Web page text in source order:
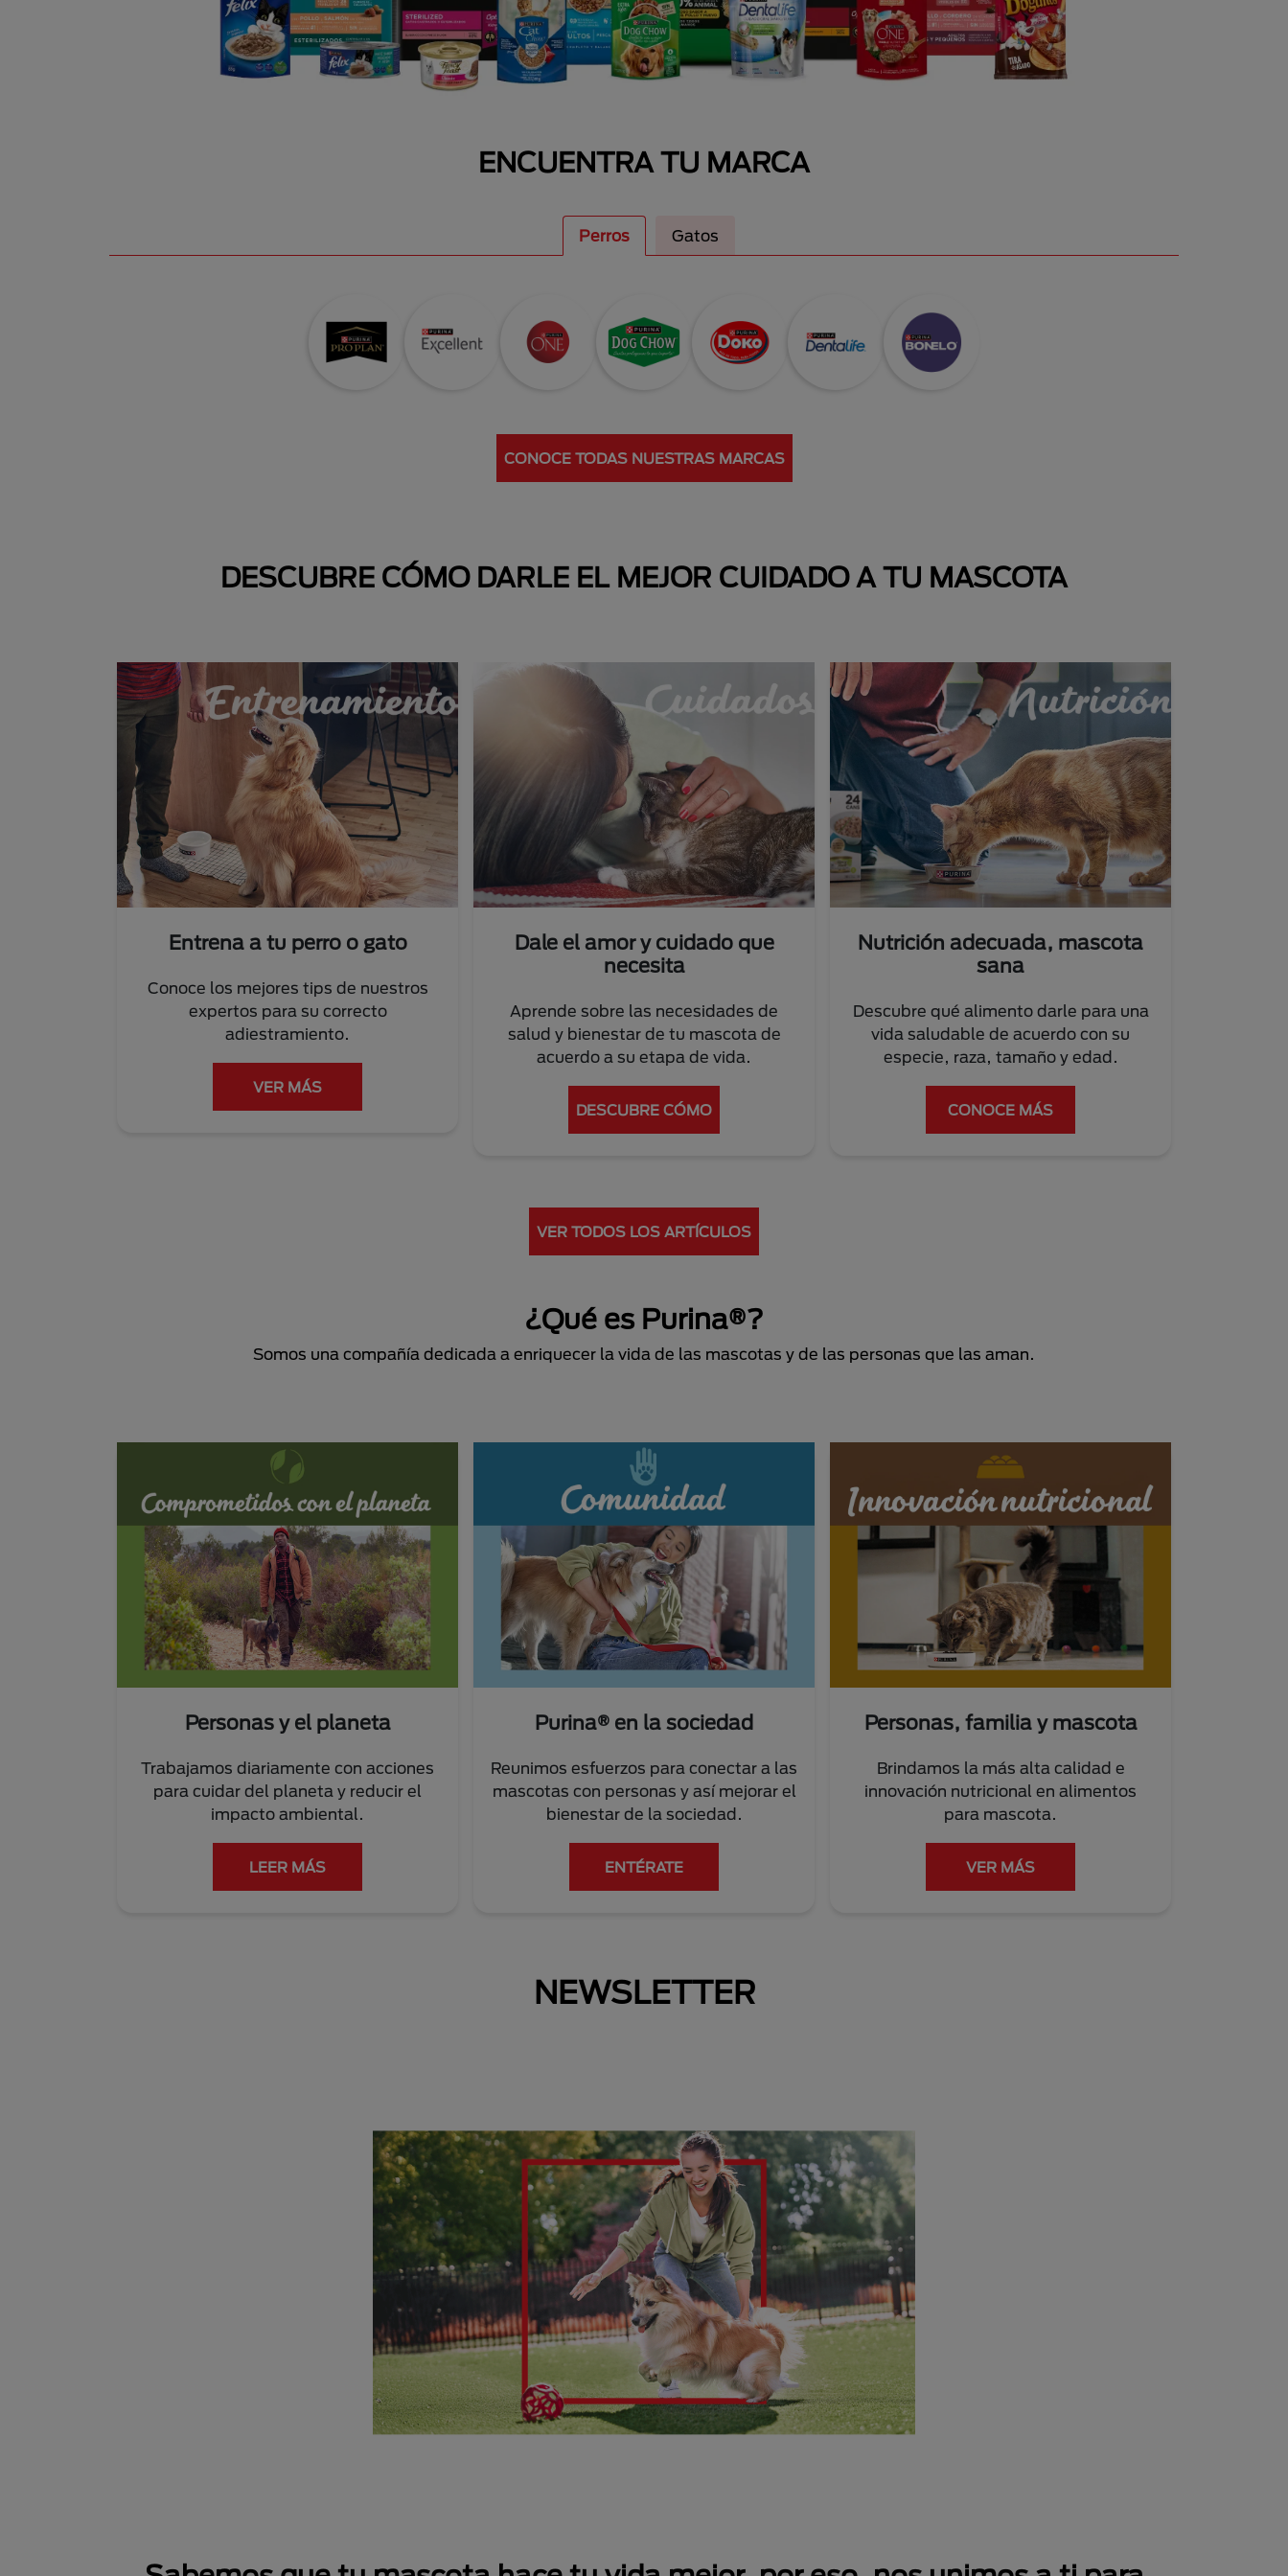
ENCUENTRA TU MARCA
Perros Gatos
CONOCE TODAS NUESTRAS MARCAS
DESCUBRE CÓMO DARLE EL MEJOR CUIDADO A TU MASCOTA
Entrena a tu perro o gato
Conoce los mejores tips de nuestros
expertos para su correcto
adiestramiento.
VER MÁS
Dale el amor y cuidado que
necesita
Aprende sobre las necesidades de
salud y bienestar de tu mascota de
acuerdo a su etapa de vida.
DESCUBRE CÓMO
Nutrición adecuada, mascota
sana
Descubre qué alimento darle para una
vida saludable de acuerdo con su
especie, raza, tamaño y edad.
CONOCE MÁS
VER TODOS LOS ARTÍCULOS
¿Qué es Purina®?
Somos una compañía dedicada a enriquecer la vida de las mascotas y de las personas que las aman.
Personas y el planeta
Trabajamos diariamente con acciones
para cuidar del planeta y reducir el
impacto ambiental.
LEER MÁS
Purina® en la sociedad
Reunimos esfuerzos para conectar a las
mascotas con personas y así mejorar el
bienestar de la sociedad.
ENTÉRATE
Personas, familia y mascota
Brindamos la más alta calidad e
innovación nutricional en alimentos
para mascota.
VER MÁS
NEWSLETTER